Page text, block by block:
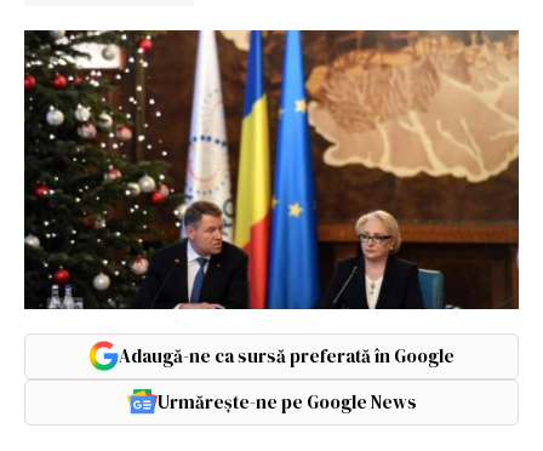
Adaugă-ne ca sursă preferată în Google
Urmărește-ne pe Google News